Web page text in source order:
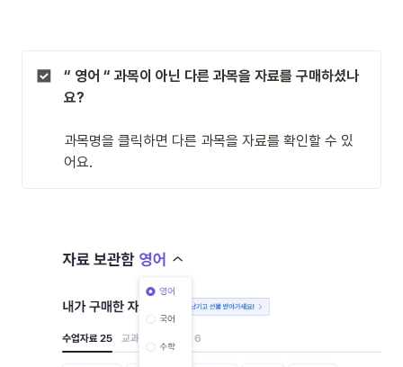
“ 영어 “ 과목이 아닌 다른 과목을 자료를 구매하셨나
요?
과목명을 클릭하면 다른 과목을 자료를 확인할 수 있
어요.